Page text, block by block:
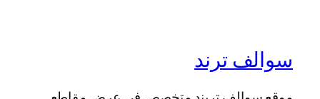
سوالف ترند